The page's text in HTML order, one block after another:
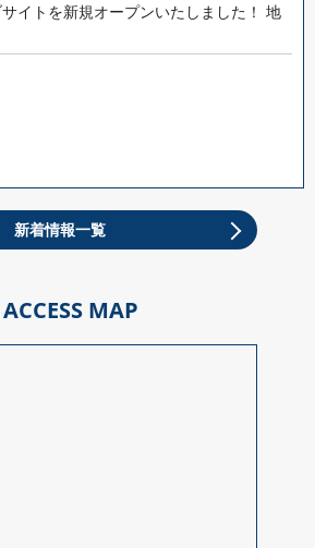
イトを新規オープンいたしました！ 地
新着情報一覧
ACCESS MAP